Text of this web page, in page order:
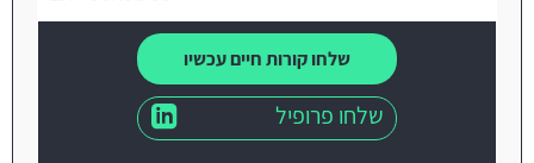
שלחו קורות חיים עכשיו
שלחו פרופיל